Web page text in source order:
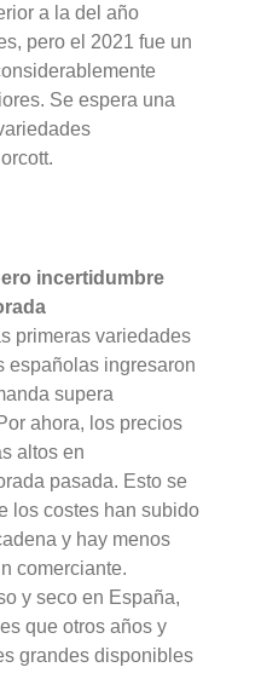
a la del año
pero el 2021 fue un
Se espera una
incertidumbre
primeras variedades
españolas ingresaron
supera
ahora, los precios
altos en
pasada. Esto se
los costes han subido
y hay menos
comerciante.
y seco en España,
que otros años y
grandes disponibles